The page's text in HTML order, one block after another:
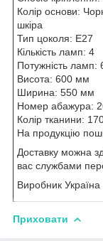
Колір основи:
шкіра
Тип цоколя: E27
Кількість ламп: 4
Потужність ламп:
Висота: 600 мм
Ширина: 550 мм
Номер абажура:
Колір тканини:
На продукцію
Доставку можна
вас службами
Виробник Україна
Приховати